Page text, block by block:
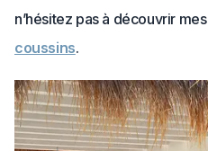
n’hésitez pas à découvrir mes
coussins.